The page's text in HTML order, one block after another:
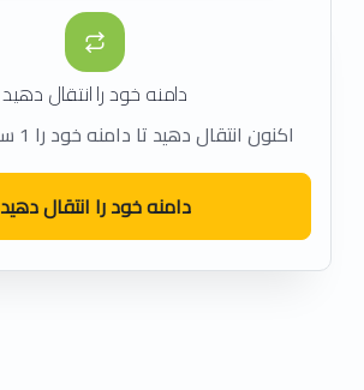
دامنه خود را انتقال دهید
اکنون انتقال دهید تا دامنه خود را 1 سال تمدید کنید
دامنه خود را انتقال دهید